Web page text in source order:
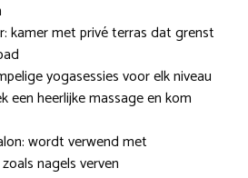
kamer met privé terras dat grenst
yogasessies voor elk niveau
een heerlijke massage en kom
wordt verwend met
nagels verven